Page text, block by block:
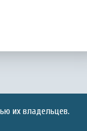
их владельцев.